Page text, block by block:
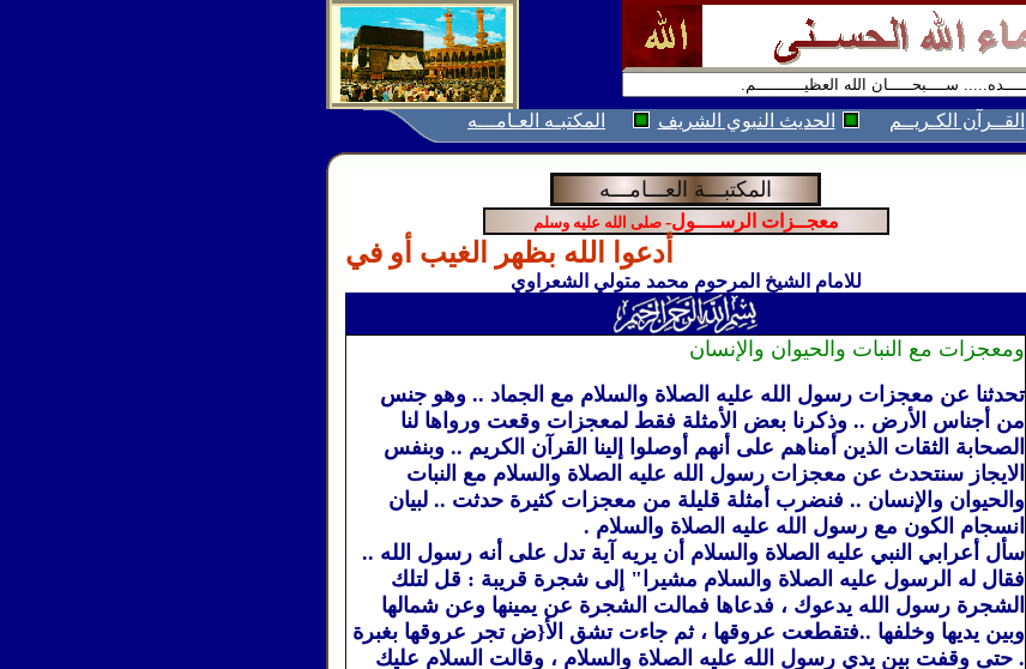
القــرآن الكـريــم الحديث النبوي الشريف المكتبـه العـامـــه
المكتبـــة العـــامـــه
معجــزات الرســــول- صلى الله عليه وسلم
أدعوا الله بظهر الغيب أو في لي
للامام الشيخ المرحوم محمد متولي الشعراوي
ومعجزات مع النبات والحيوان والإنسان
تحدثنا عن معجزات رسول الله عليه الصلاة والسلام مع الجماد .. وهو جنس
من أجناس الأرض .. وذكرنا بعض الأمثلة فقط لمعجزات وقعت ورواها لنا
الصحابة الثقات الذين أمناهم على أنهم أوصلوا إلينا القرآن الكريم .. وبنفس
الايجاز سنتحدث عن معجزات رسول الله عليه الصلاة والسلام مع النبات
والحيوان والإنسان .. فنضرب أمثلة قليلة من معجزات كثيرة حدثت .. لبيان
انسجام الكون مع رسول الله عليه الصلاة والسلام .
سأل أعرابي النبي عليه الصلاة والسلام أن يريه آية تدل على أنه رسول الله ..
فقال له الرسول عليه الصلاة والسلام مشيرا" إلى شجرة قريبة : قل لتلك
الشجرة رسول الله يدعوك ، فدعاها فمالت الشجرة عن يمينها وعن شمالها
وبين يديها وخلفها ..فتقطعت عروقها ، ثم جاءت تشق الأ{ض تجر عروقها بغبرة
. حتى وقفت بين يدي رسول الله عليه الصلاة والسلام ، وقالت السلام عليك